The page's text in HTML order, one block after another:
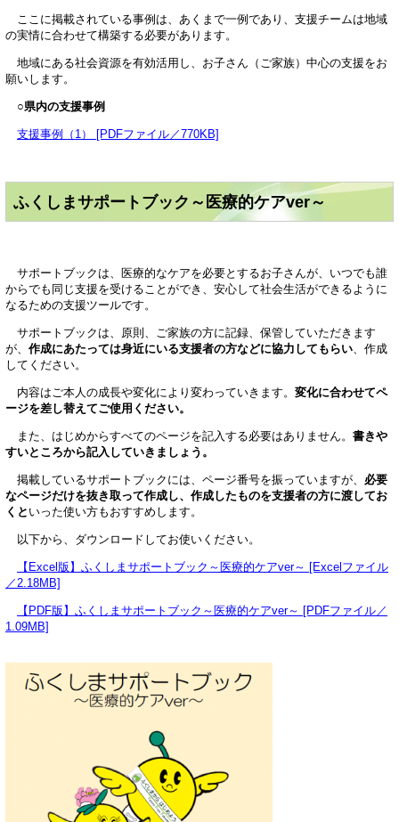
ここに掲載されている事例は、あくまで一例であり、支援チームは地域
の実情に合わせて構築する必要があります。
地域にある社会資源を有効活用し、お子さん（ご家族）中心の支援をお
願いします。
○県内の支援事例
支援事例（1） [PDFファイル／770KB]
ふくしまサポートブック～医療的ケアver～
サポートブックは、医療的なケアを必要とするお子さんが、いつでも誰
からでも同じ支援を受けることができ、安心して社会生活ができるように
なるための支援ツールです。
サポートブックは、原則、ご家族の方に記録、保管していただきます
が、 作成にあたっては身近にいる支援者の方などに協力してもらい 、作成
してください。
内容はご本人の成長や変化により変わっていきます。 変化に合わせてペ
ージを差し替えてご使用ください。
また、はじめからすべてのページを記入する必要はありません。 書きや
すいところから記入していきましょう。
掲載しているサポートブックには、ページ番号を振っていますが、 必要
なページだけを抜き取って作成し、作成したものを支援者の方に渡してお
くと いった使い方もおすすめします。
以下から、ダウンロードしてお使いください。
【Excel版】ふくしまサポートブック～医療的ケアver～ [Excelファイル
／2.18MB]
【PDF版】ふくしまサポートブック～医療的ケアver～ [PDFファイル／
1.09MB]